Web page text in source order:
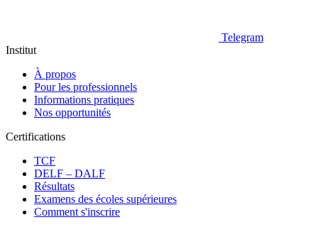
Telegram
Institut
À propos
Pour les professionnels
Informations pratiques
Nos opportunités
Certifications
TCF
DELF – DALF
Résultats
Examens des écoles supérieures
Comment s'inscrire